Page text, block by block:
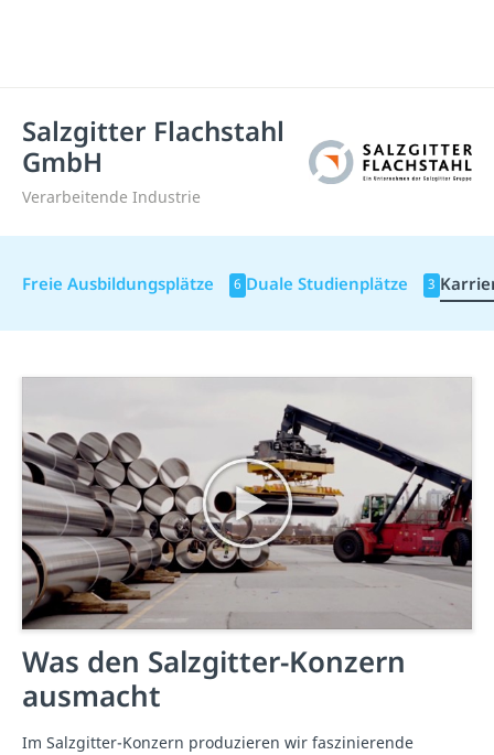
Salzgitter Flachstahl
GmbH
Verarbeitende Industrie
Freie Ausbildungsplätze 6 Duale Studienplätze 3
Was den Salzgitter-Konzern
ausmacht
Im Salzgitter-Konzern produzieren wir faszinierende